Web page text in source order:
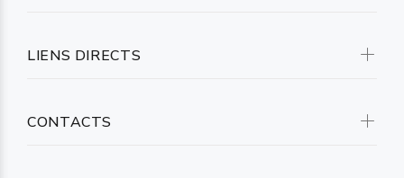
LIENS DIRECTS
CONTACTS